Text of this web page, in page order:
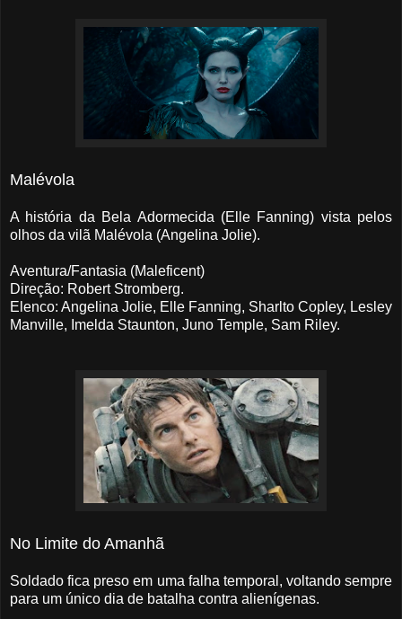
Malévola
A história da Bela Adormecida (Elle Fanning) vista pelos
olhos da vilã Malévola (Angelina Jolie).
Aventura/Fantasia (Maleficent)
Direção: Robert Stromberg.
Elenco: Angelina Jolie, Elle Fanning, Sharlto Copley, Lesley
Manville, Imelda Staunton, Juno Temple, Sam Riley.
No Limite do Amanhã
Soldado fica preso em uma falha temporal, voltando sempre
para um único dia de batalha contra alienígenas.